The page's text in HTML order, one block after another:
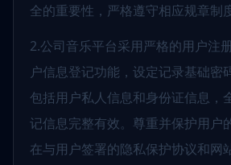
全的重要性，严格遵守相应规章制
2.公司音乐平台采用严格的用户注
户信息登记功能，设定记录基础密
包括用户私人信息和身份证信息，
记信息完整有效。尊重并保护用户
在与用户签署的隐私保护协议和网